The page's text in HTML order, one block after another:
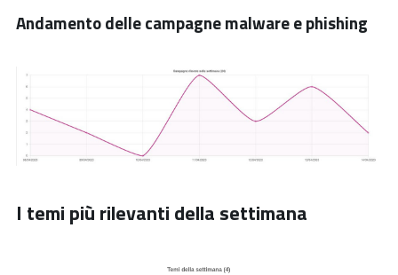
Andamento delle campagne malware e phishing
I temi più rilevanti della settimana